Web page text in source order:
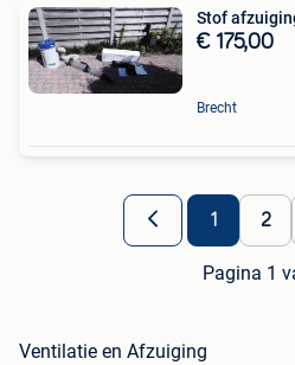
Stof
€ 175,00
Brecht
1 2
Pagina 1
Ventilatie en Afzuiging